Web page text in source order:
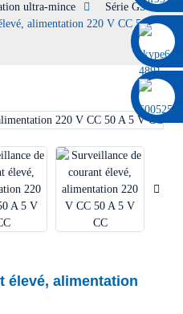
ultra-mince
Série GST
alimentation 220 V CC 50 A 5
élevé, alimentation